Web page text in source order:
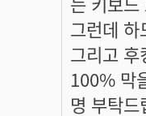
그런데
그리고
100% 막
명 부탁드